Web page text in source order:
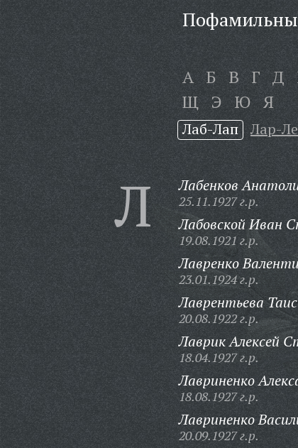
А Б В Г Д
Щ Э Ю Я
Лаб-Лап Лар-
Л Лабенков
25.11.1927 г.р.
Лабовской Иван
19.08.1921 г.р.
Лавренко
23.01.1924 г.р.
Лаврентьева
20.08.1922 г.р.
Лаврик Алексей
18.04.1927 г.р.
Лавриненко
18.08.1927 г.р.
Лавриненко
20.09.1927 г.р.